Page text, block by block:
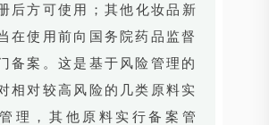
后方可使用；其他化妆品新
在使用前向国务院药品监督
备案。这是基于风险管理的
相对较高风险的几类原料实
理，其他原料实行备案管